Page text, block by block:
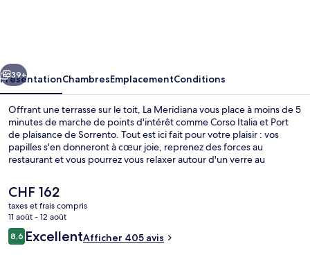
Suivant
39+
PrésentationChambresEmplacementConditions
Offrant une terrasse sur le toit, La Meridiana vous place à moins de 5
minutes de marche de points d'intérêt comme Corso Italia et Port
de plaisance de Sorrento. Tout est ici fait pour votre plaisir : vos
papilles s'en donneront à cœur joie, reprenez des forces au
restaurant et vous pourrez vous relaxer autour d'un verre au
à 1,7 km de Marina Grande. Les autres voyageurs sont séduits par le
personnel attentionné et l'accès facile à pied.
Le
prix
actuel
est
de
CHF 162
taxes et frais compris
11 août - 12 août
Avis
voyageurs
8,68,6 sur 10
ExcellentAfficher 405 avis